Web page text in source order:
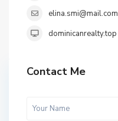
elina.smi@mail.com
dominicanrealty.top
Contact Me